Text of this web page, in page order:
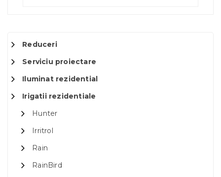
Reduceri
Serviciu proiectare
Iluminat rezidential
Irigatii rezidentiale
Hunter
Irritrol
Rain
RainBird